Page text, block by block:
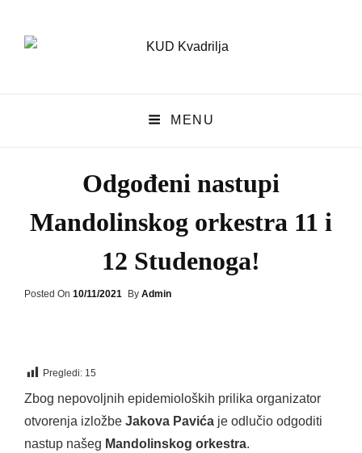
KUD KVADRILJAMENU
Odgođeni nastupi
Mandolinskog orkestra 11 i
12 Studenoga!
Posted On Posted
10/11/2021 By Admin
Pregledi: 15
Zbog nepovoljnih epidemioloških prilika organizator
otvorenja izložbe Jakova Pavića je odlučio odgoditi
nastup našeg Mandolinskog orkestra.